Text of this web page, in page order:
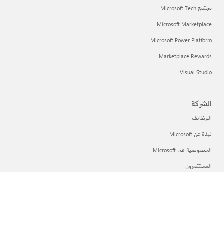
مجتمع Microsoft Tech
Microsoft Marketplace
Microsoft Power Platform
Marketplace Rewards
Visual Studio
الشركة
الوظائف
نبذة عن Microsoft
الخصوصية في Microsoft
المستثمرون